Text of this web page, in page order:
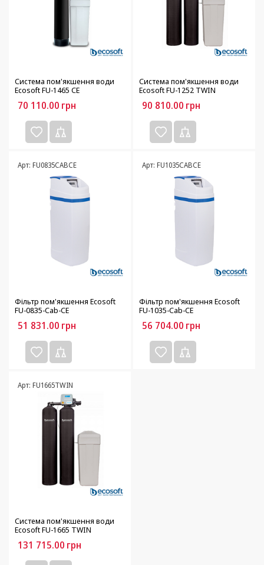
Система пом'якшення води
Ecosoft FU-1465 CE
70 110.00 грн
Система пом'якшення води
Ecosoft FU-1252 TWIN
90 810.00 грн
Арт: FU0835CABCE
Фільтр пом'якшення Ecosoft
FU-0835-Cab-CE
51 831.00 грн
Арт: FU1035CABCE
Фільтр пом'якшення Ecosoft
FU-1035-Cab-CE
56 704.00 грн
Арт: FU1665TWIN
Система пом'якшення води
Ecosoft FU-1665 TWIN
131 715.00 грн